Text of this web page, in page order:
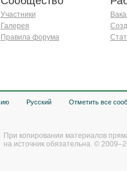
Участники
Галерея
Правила форума
Русский Отметить все
При копировании материалов
на источник обязательна. ©